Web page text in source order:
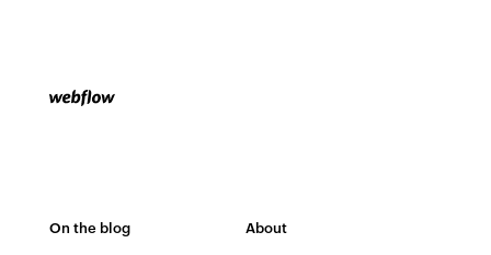
On the blog About